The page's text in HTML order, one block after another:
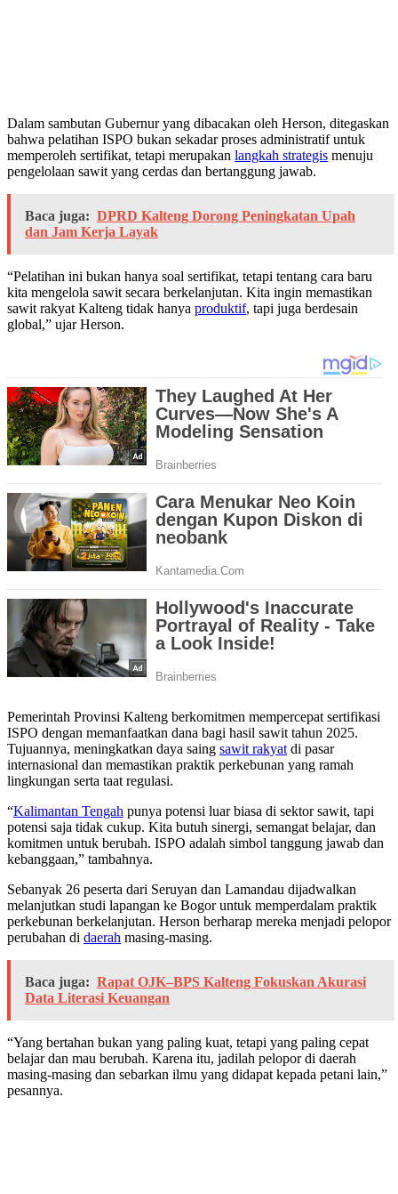
Dalam sambutan Gubernur yang dibacakan oleh Herson, ditegaskan
bahwa pelatihan ISPO bukan sekadar proses administratif untuk
memperoleh sertifikat, tetapi merupakan langkah strategis menuju
pengelolaan sawit yang cerdas dan bertanggung jawab.
Baca juga: DPRD Kalteng Dorong Peningkatan Upah
dan Jam Kerja Layak
“Pelatihan ini bukan hanya soal sertifikat, tetapi tentang cara baru
kita mengelola sawit secara berkelanjutan. Kita ingin memastikan
sawit rakyat Kalteng tidak hanya produktif, tapi juga berdesain
global,” ujar Herson.
Pemerintah Provinsi Kalteng berkomitmen mempercepat sertifikasi
ISPO dengan memanfaatkan dana bagi hasil sawit tahun 2025.
Tujuannya, meningkatkan daya saing sawit rakyat di pasar
internasional dan memastikan praktik perkebunan yang ramah
lingkungan serta taat regulasi.
“Kalimantan Tengah punya potensi luar biasa di sektor sawit, tapi
potensi saja tidak cukup. Kita butuh sinergi, semangat belajar, dan
komitmen untuk berubah. ISPO adalah simbol tanggung jawab dan
kebanggaan,” tambahnya.
Sebanyak 26 peserta dari Seruyan dan Lamandau dijadwalkan
melanjutkan studi lapangan ke Bogor untuk memperdalam praktik
perkebunan berkelanjutan. Herson berharap mereka menjadi pelopor
perubahan di daerah masing-masing.
Baca juga: Rapat OJK–BPS Kalteng Fokuskan Akurasi
Data Literasi Keuangan
“Yang bertahan bukan yang paling kuat, tetapi yang paling cepat
belajar dan mau berubah. Karena itu, jadilah pelopor di daerah
masing-masing dan sebarkan ilmu yang didapat kepada petani lain,”
pesannya.